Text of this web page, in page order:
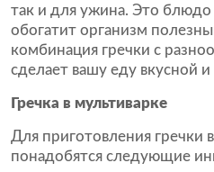
так и для ужина. Это блюдо
обогатит организм
комбинация гречки с
сделает вашу еду вкусной
Гречка в мультиварке
Для приготовления гречки
понадобятся следующие